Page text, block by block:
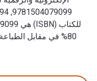
80% في مقابل